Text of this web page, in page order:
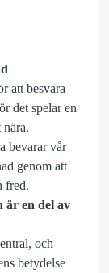
att besvara
det spelar en
bevarar vår
genom att
fred.
är en del av
och
betydelse